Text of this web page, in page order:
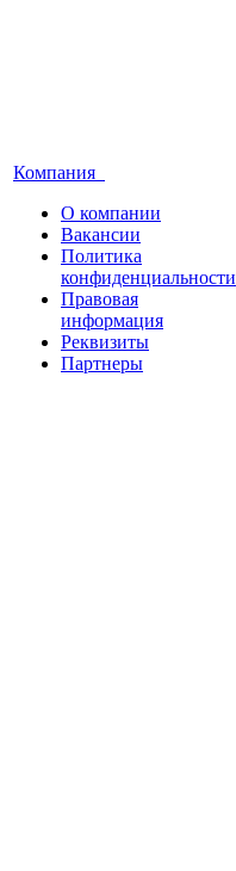
Компания
О компании
Вакансии
Политика
конфиденциальности
Правовая
информация
Реквизиты
Партнеры